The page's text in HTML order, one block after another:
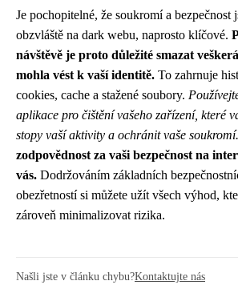
Je pochopitelné, že soukromí a bezpečnost
obzvláště na dark webu, naprosto klíčové.
návštěvě je proto důležité smazat
mohla vést k vaší identitě. To zahrnuje
cookies, cache a stažené soubory.
aplikace pro čištění vašeho zařízení, které
stopy vaší aktivity a ochránit vaše soukromí.
zodpovědnost za vaši bezpečnost na
vás. Dodržováním základních
obezřetností si můžete užít všech výhod,
zároveň minimalizovat rizika.
Našli jste v článku chybu?Kontaktujte nás